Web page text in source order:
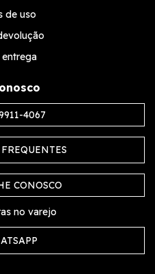
de uso
entrega
4067
CONOSCO
no varejo